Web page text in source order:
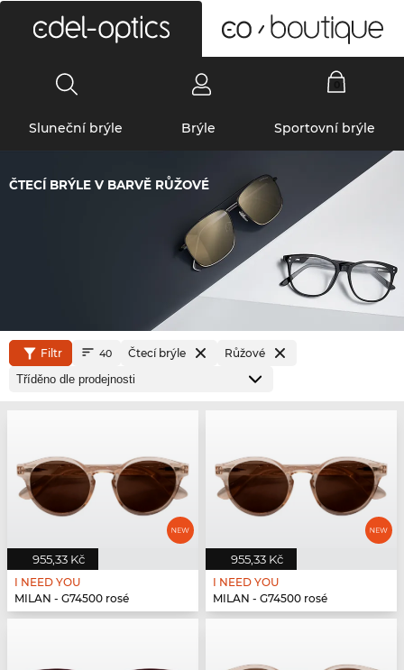
Sluneční brýle Brýle Sportovní brýle
ČTECÍ BRÝLE V BARVĚ RŮŽOVÉ
Filtr 40 Čtecí brýle Růžové
955,33 Kč
I NEED YOU
MILAN - G74500 rosé
955,33 Kč
I NEED YOU
MILAN - G74500 rosé